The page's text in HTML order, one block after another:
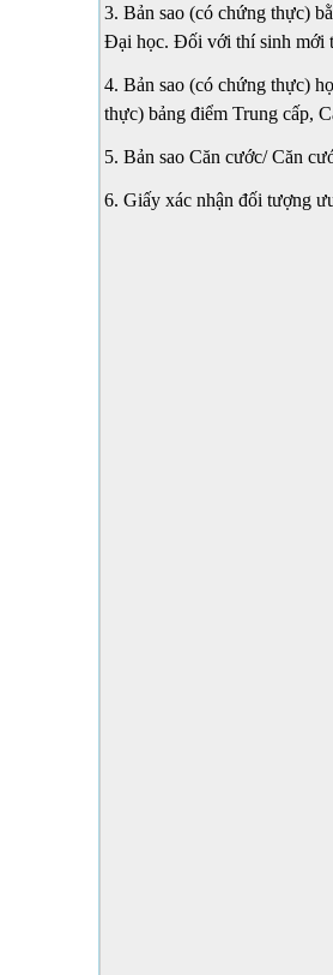
3. Bản sao (có chứng thực)
Đại học. Đối với thí sinh mới
4. Bản sao (có chứng thực)
thực) bảng điểm Trung cấp,
5. Bản sao Căn cước/ Căn
6. Giấy xác nhận đối tượng